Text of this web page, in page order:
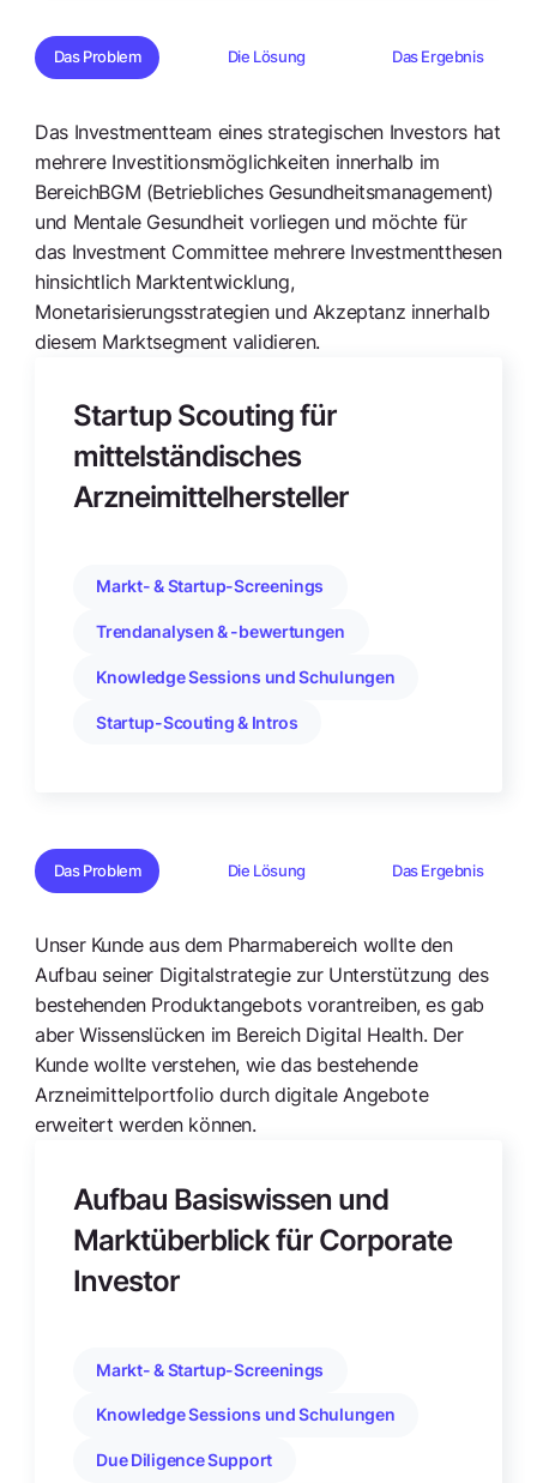
Das Problem Die Lösung Das Ergebnis
Das Investmentteam eines strategischen Investors hat
mehrere Investitionsmöglichkeiten innerhalb im
BereichBGM (Betriebliches Gesundheitsmanagement)
und Mentale Gesundheit vorliegen und möchte für
das Investment Committee mehrere Investmentthesen
hinsichtlich Marktentwicklung,
Monetarisierungsstrategien und Akzeptanz innerhalb
diesem Marktsegment validieren.
Startup Scouting für
mittelständisches
Arzneimittelhersteller
Markt- & Startup-Screenings
Trendanalysen & -bewertungen
Knowledge Sessions und Schulungen
Startup-Scouting & Intros
Das Problem Die Lösung Das Ergebnis
Unser Kunde aus dem Pharmabereich wollte den
Aufbau seiner Digitalstrategie zur Unterstützung des
bestehenden Produktangebots vorantreiben, es gab
aber Wissenslücken im Bereich Digital Health. Der
Kunde wollte verstehen, wie das bestehende
Arzneimittelportfolio durch digitale Angebote
erweitert werden können.
Aufbau Basiswissen und
Marktüberblick für Corporate
Investor
Markt- & Startup-Screenings
Knowledge Sessions und Schulungen
Due Diligence Support